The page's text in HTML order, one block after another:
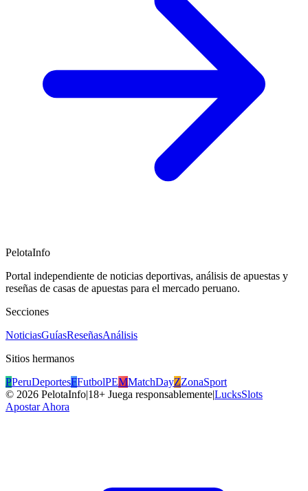
PelotaInfo
Portal independiente de noticias deportivas, análisis de apuestas y
reseñas de casas de apuestas para el mercado peruano.
Secciones
NoticiasGuíasReseñasAnálisis
Sitios hermanos
PPeruDeportesFFutbolPEMMatchDayZZonaSport
© 2026 PelotaInfo|18+ Juega responsablemente|LucksSlots
Apostar Ahora